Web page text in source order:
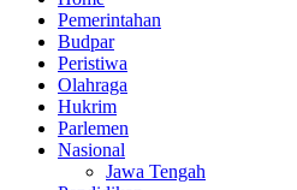
Pemerintahan
Budpar
Peristiwa
Olahraga
Hukrim
Parlemen
Nasional
Jawa Tengah